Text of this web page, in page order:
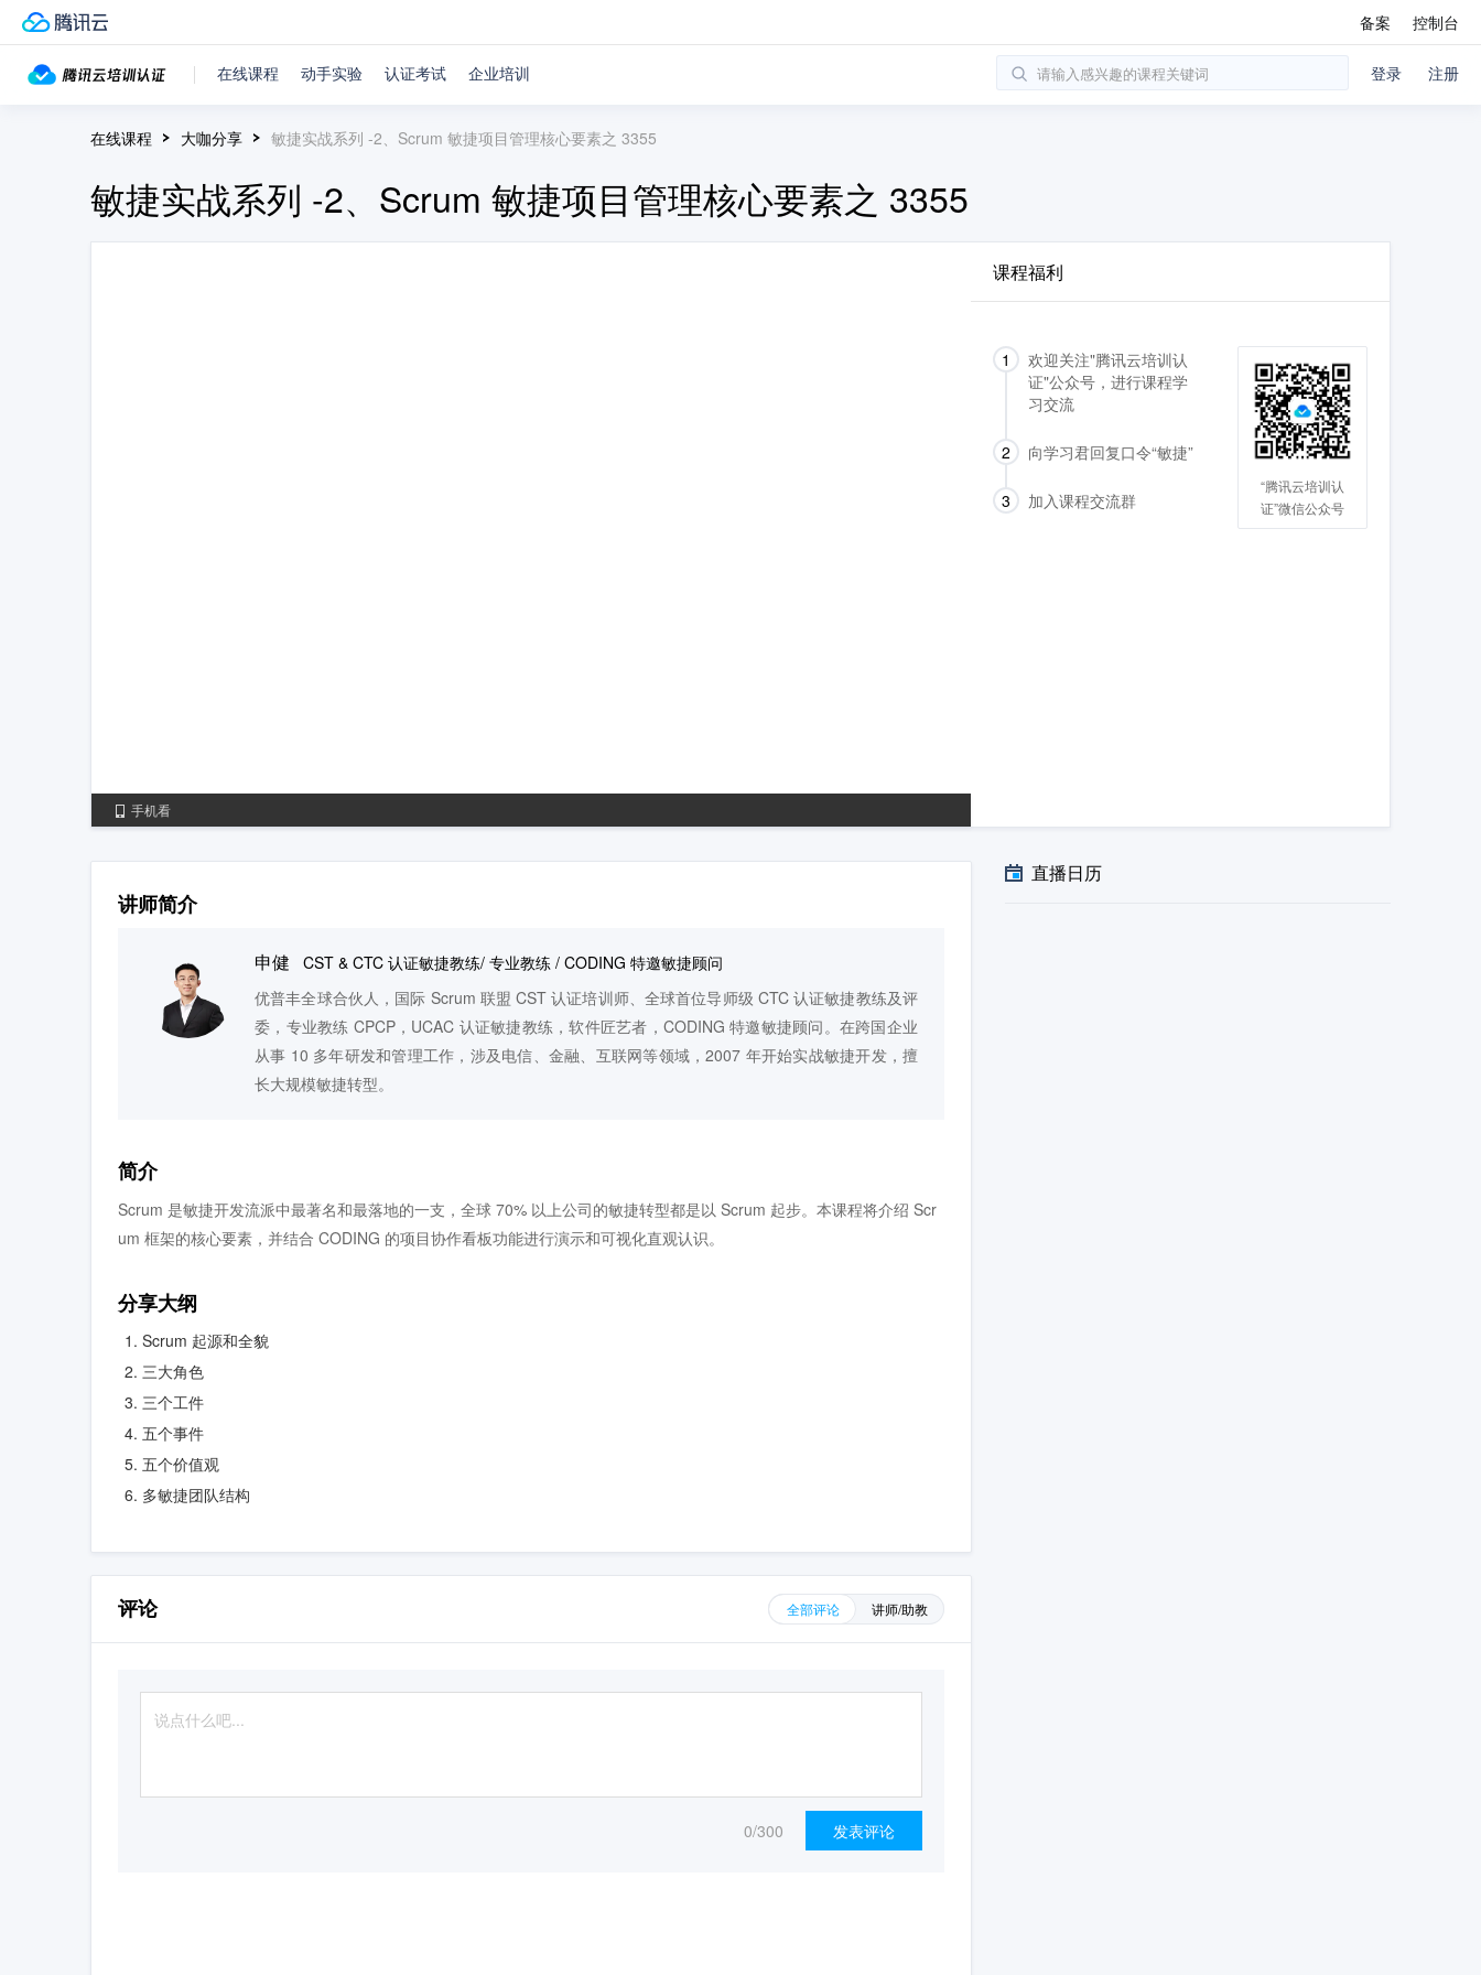
备案 控制台
在线课程 动手实验 认证考试 企业培训 登录 注册
在线课程 大咖分享 敏捷实战系列 -2、Scrum 敏捷项目管理核心要素之 3355
敏捷实战系列 -2、Scrum 敏捷项目管理核心要素之 3355
手机看
课程福利
1
欢迎关注"腾讯云培训认
证"公众号，进行课程学
习交流
2 向学习君回复口令“敏捷”
3 加入课程交流群
“腾讯云培训认
证”微信公众号
讲师简介
申健
CST & CTC 认证敏捷教练/ 专业教练 / CODING 特邀敏捷顾问
优普丰全球合伙人，国际 Scrum 联盟 CST 认证培训师、全球首位导师级 CTC 认证敏捷教练及评
委，专业教练 CPCP，UCAC 认证敏捷教练，软件匠艺者，CODING 特邀敏捷顾问。在跨国企业
从事 10 多年研发和管理工作，涉及电信、金融、互联网等领域，2007 年开始实战敏捷开发，擅
长大规模敏捷转型。
简介
Scrum 是敏捷开发流派中最著名和最落地的一支，全球 70% 以上公司的敏捷转型都是以 Scrum 起步。本课程将介绍 Scr
um 框架的核心要素，并结合 CODING 的项目协作看板功能进行演示和可视化直观认识。
分享大纲
Scrum 起源和全貌
三大角色
三个工件
五个事件
五个价值观
多敏捷团队结构
全部评论 讲师/助教
评论
0/300 发表评论
直播日历